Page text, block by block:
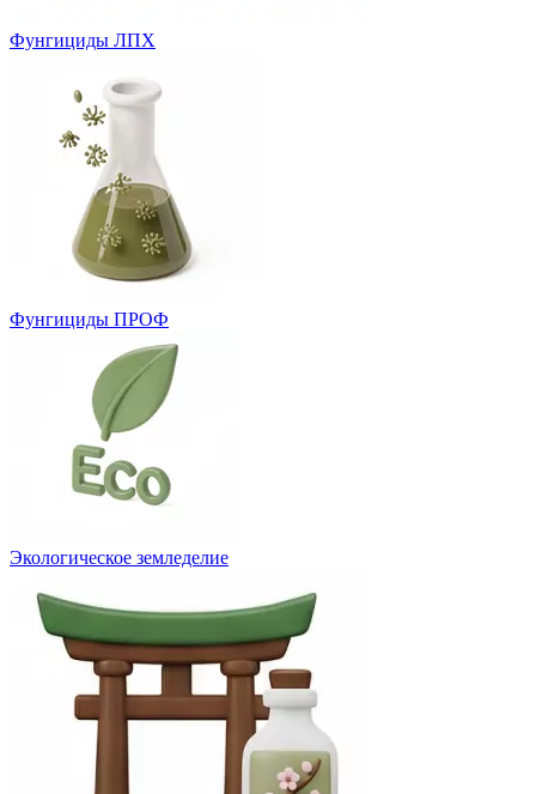
Фунгициды ЛПХ
Фунгициды ПРОФ
Экологическое земледелие